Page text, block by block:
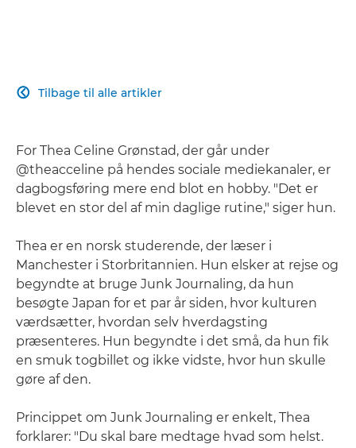
Tilbage til alle artikler

For Thea Celine Grønstad, der går under
@theacceline på hendes sociale mediekanaler, er
dagbogsføring mere end blot en hobby. "Det er
blevet en stor del af min daglige rutine," siger hun.
Thea er en norsk studerende, der læser i
Manchester i Storbritannien. Hun elsker at rejse og
begyndte at bruge Junk Journaling, da hun
besøgte Japan for et par år siden, hvor kulturen
værdsætter, hvordan selv hverdagsting
præsenteres. Hun begyndte i det små, da hun fik
en smuk togbillet og ikke vidste, hvor hun skulle
gøre af den.
Princippet om Junk Journaling er enkelt, Thea
forklarer: "Du skal bare medtage hvad som helst.